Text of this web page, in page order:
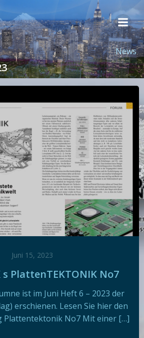
Inhalt
springen
News
Juni 15, 2023
s PlattenTEKTONIK No7
ist im Juni Heft 6 – 2023 der
erschienen. Lesen Sie hier den
Plattentektonik No7 Mit einer […]